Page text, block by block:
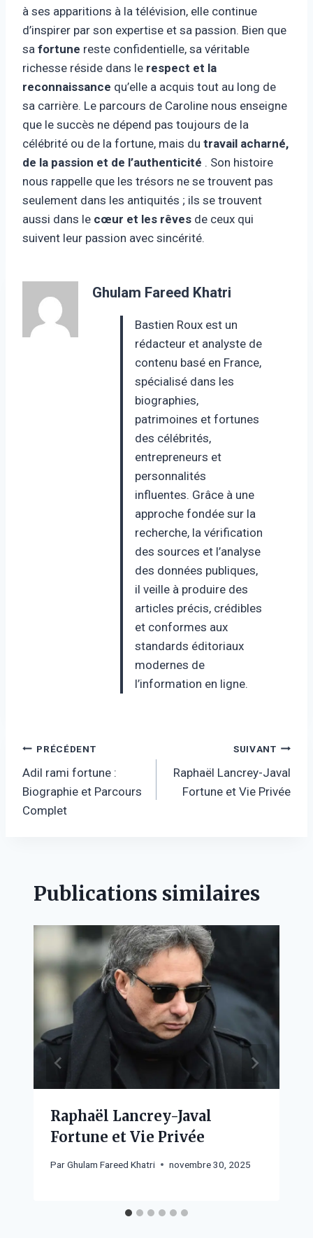
à ses apparitions à la télévision, elle continue
d’inspirer par son expertise et sa passion. Bien que
sa fortune reste confidentielle, sa véritable
richesse réside dans le respect et la
reconnaissance qu’elle a acquis tout au long de
sa carrière. Le parcours de Caroline nous enseigne
que le succès ne dépend pas toujours de la
célébrité ou de la fortune, mais du travail acharné,
de la passion et de l’authenticité . Son histoire
nous rappelle que les trésors ne se trouvent pas
seulement dans les antiquités ; ils se trouvent
aussi dans le cœur et les rêves de ceux qui
suivent leur passion avec sincérité.
Ghulam Fareed Khatri
Bastien Roux est un
rédacteur et analyste de
contenu basé en France,
spécialisé dans les
biographies,
patrimoines et fortunes
des célébrités,
entrepreneurs et
personnalités
influentes. Grâce à une
approche fondée sur la
recherche, la vérification
des sources et l’analyse
des données publiques,
il veille à produire des
articles précis, crédibles
et conformes aux
standards éditoriaux
modernes de
l’information en ligne.
Navigation
de
l’article
PRÉCÉDENT
Adil rami fortune :
Biographie et Parcours
Complet
SUIVANT
Raphaël Lancrey-Javal
Fortune et Vie Privée
Publications similaires
Raphaël Lancrey-Javal
Fortune et Vie Privée
ParGhulam Fareed Khatri novembre 30, 2025